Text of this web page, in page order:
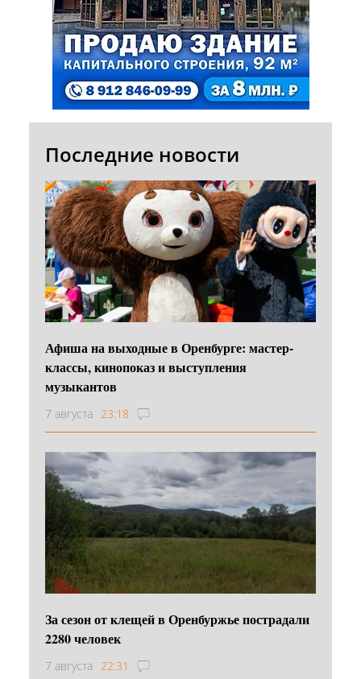
Последние новости
Афиша на выходные в Оренбурге: мастер-
классы, кинопоказ и выступления
музыкантов
7 августа 23:18
За сезон от клещей в Оренбуржье пострадали
2280 человек
7 августа 22:31